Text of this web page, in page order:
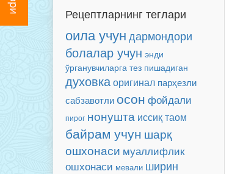
Рецептларнинг теглари
оила учун дармондори
болалар учун энди
ўрганувчиларга тез пишадиган
духовкаоригинал парҳезли
сабзавотли осон фойдали
пирог нонушта иссиқ таом
байрам учун шарқ
ошхонаси муаллифлик
ошхонаси мевали ширин